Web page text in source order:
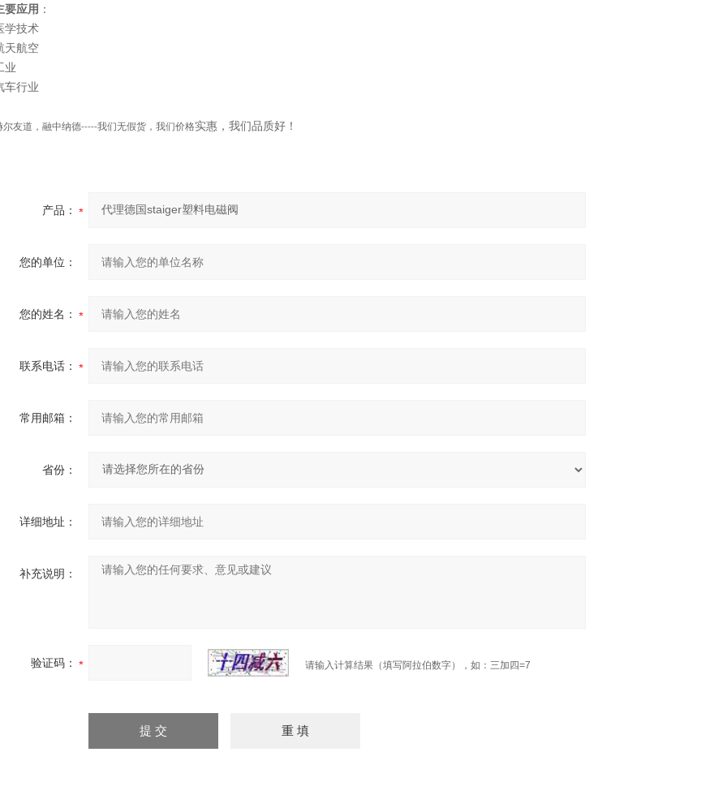
要应用 ：
学技术
天航空
业
车行业
尔友道，融中纳德-----我们无假货，我们价格实惠 ，我们品质好！
产品：
您的单位：
您的姓名：
联系电话：
常用邮箱：
省份：
详细地址：
补充说明：
验证码： 请输入计算结果（填写阿拉伯数字），如：三加四=7